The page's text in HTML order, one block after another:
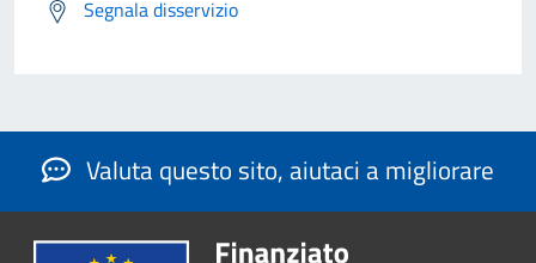
Segnala disservizio
Valuta questo sito, aiutaci a migliorare